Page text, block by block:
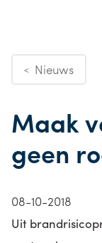
< Nieuws
Maak
geen
08-10-2018
Uit